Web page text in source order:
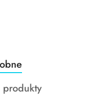
produkty